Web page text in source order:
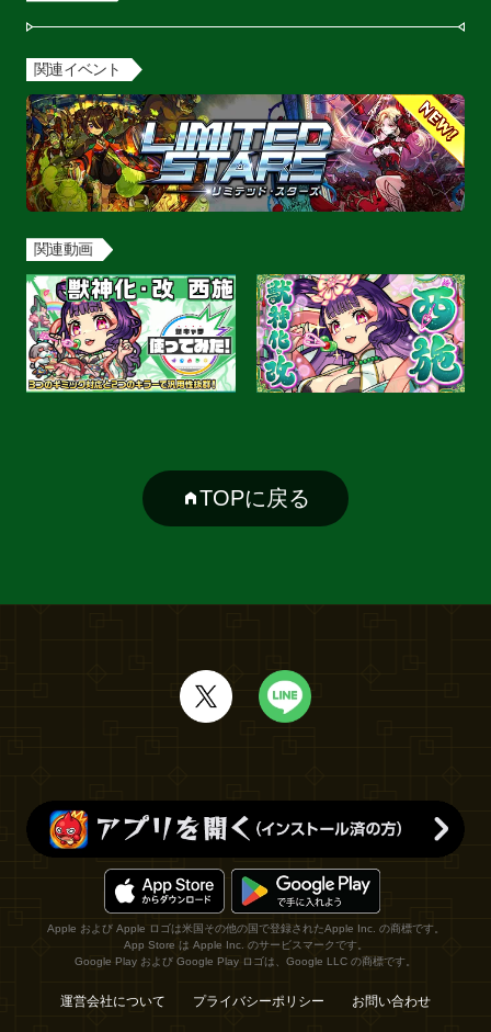
関連イベント
関連動画
TOPに戻る
Apple および Apple ロゴは米国その他の国で登録されたApple Inc. の商標です。
App Store は Apple Inc. のサービスマークです。
Google Play および Google Play ロゴは、Google LLC の商標です。
運営会社について プライバシーポリシー お問い合わせ